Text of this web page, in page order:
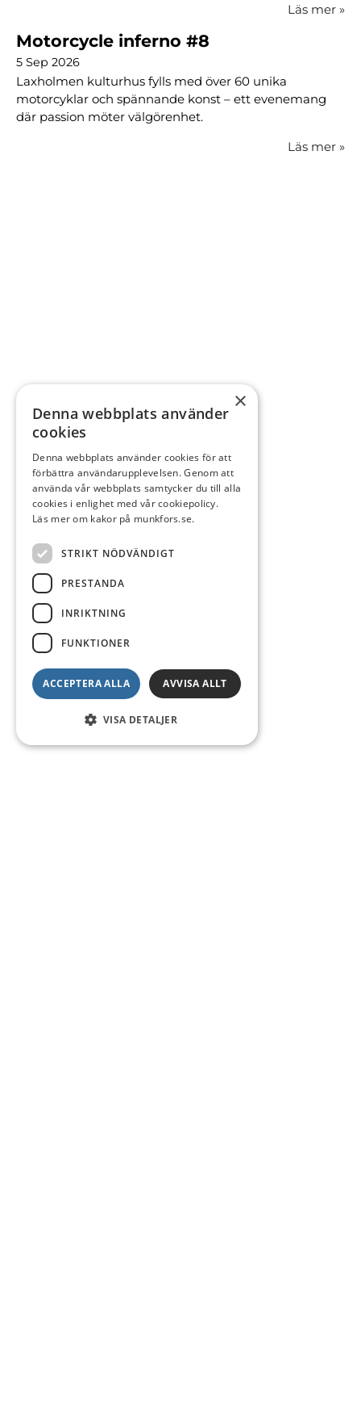
Läs mer »
Motorcycle inferno #8
5 Sep 2026
Laxholmen kulturhus fylls med över 60 unika
motorcyklar och spännande konst – ett evenemang
där passion möter välgörenhet.
Läs mer »
×
Denna webbplats använder
cookies
Denna webbplats använder cookies för att
förbättra användarupplevelsen. Genom att
använda vår webbplats samtycker du till alla
cookies i enlighet med vår cookiepolicy.
Läs mer om kakor på munkfors.se.
STRIKT NÖDVÄNDIGT
PRESTANDA
INRIKTNING
FUNKTIONER
ACCEPTERA ALLA AVVISA ALLT
VISA DETALJER